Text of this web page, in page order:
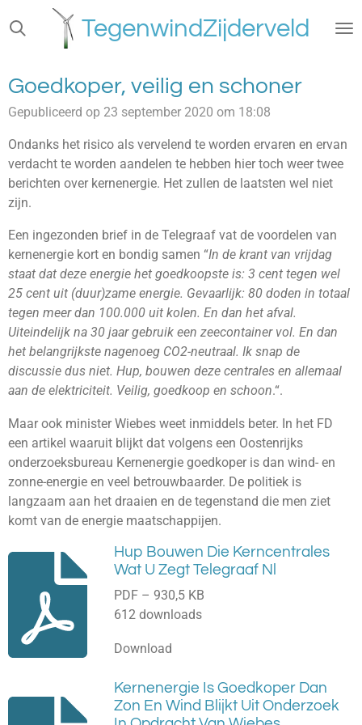
Ga
direct
de
hoofdinhoud
TegenwindZijderveld
Goedkoper, veilig en schoner
Gepubliceerd op 23 september 2020 om 18:08
Ondanks het risico als vervelend te worden ervaren en ervan
verdacht te worden aandelen te hebben hier toch weer twee
berichten over kernenergie. Het zullen de laatsten wel niet
zijn.
Een ingezonden brief in de Telegraaf vat de voordelen van
kernenergie kort en bondig samen “In de krant van vrijdag
staat dat deze energie het goedkoopste is: 3 cent tegen wel
25 cent uit (duur)zame energie. Gevaarlijk: 80 doden in totaal
tegen meer dan 100.000 uit kolen. En dan het afval.
Uiteindelijk na 30 jaar gebruik een zeecontainer vol. En dan
het belangrijkste nagenoeg CO2-neutraal. Ik snap de
discussie dus niet. Hup, bouwen deze centrales en allemaal
aan de elektriciteit. Veilig, goedkoop en schoon.“.
Maar ook minister Wiebes weet inmiddels beter. In het FD
een artikel waaruit blijkt dat volgens een Oostenrijks
onderzoeksbureau Kernenergie goedkoper is dan wind- en
zonne-energie en veel betrouwbaarder. De politiek is
langzaam aan het draaien en de tegenstand die men ziet
komt van de energie maatschappijen.
Hup Bouwen Die Kerncentrales
Wat U Zegt Telegraaf Nl
PDF – 930,5 KB
612 downloads
Download
Kernenergie Is Goedkoper Dan
Zon En Wind Blijkt Uit Onderzoek